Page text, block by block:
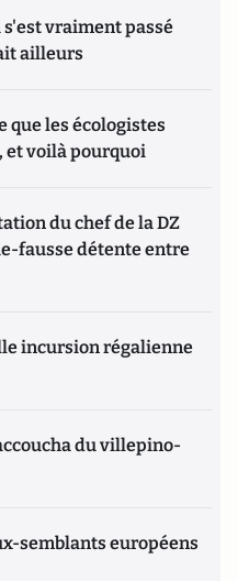
s'est vraiment passé
ailleurs
que les écologistes
et voilà pourquoi
du chef de la DZ
fausse détente entre
incursion régalienne
du villepino-
semblants européens